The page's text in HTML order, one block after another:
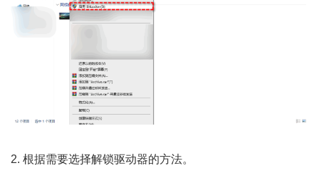
2. 根据需要选择解锁驱动器的方法。